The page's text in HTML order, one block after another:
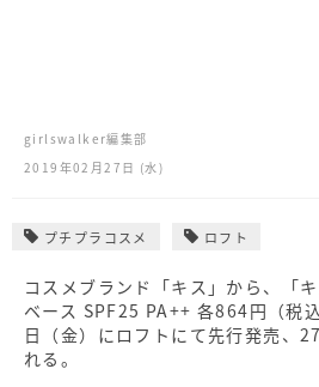
girlswalker編集部
2019年02月27日 (水)
プチプラコスメ ロフト
コスメブランド「キス」から、「
ベース SPF25 PA++ 各864円（税
日（金）にロフトにて先行発売、
れる。